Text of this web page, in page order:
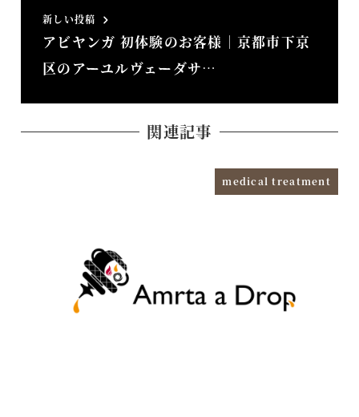
新しい投稿
アビヤンガ 初体験のお客様｜京都市下京
区のアーユルヴェーダサ…
関連記事
medical treatment